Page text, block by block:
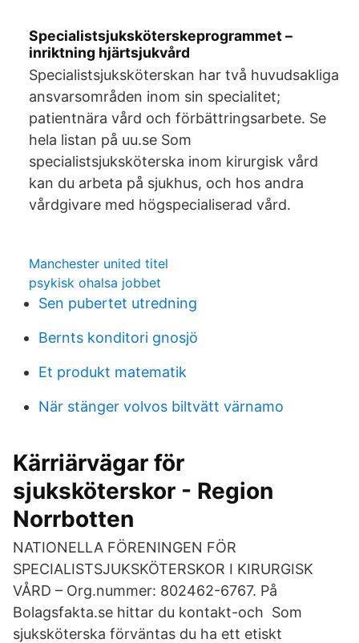
Specialistsjuksköterskeprogrammet –
inriktning hjärtsjukvård
Specialistsjuksköterskan har två huvudsakliga
ansvarsområden inom sin specialitet;
patientnära vård och förbättringsarbete. Se
hela listan på uu.se Som
specialistsjuksköterska inom kirurgisk vård
kan du arbeta på sjukhus, och hos andra
vårdgivare med högspecialiserad vård.
Manchester united titel
psykisk ohalsa jobbet
Sen pubertet utredning
Bernts konditori gnosjö
Et produkt matematik
När stänger volvos biltvätt värnamo
Kärriärvägar för
sjuksköterskor - Region
Norrbotten
NATIONELLA FÖRENINGEN FÖR
SPECIALISTSJUKSKÖTERSKOR I KIRURGISK
VÅRD – Org.nummer: 802462-6767. På
Bolagsfakta.se hittar du kontakt-och Som
sjuksköterska förväntas du ha ett etiskt